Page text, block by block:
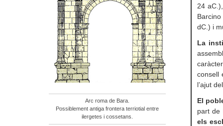
24
dC.) i
La
consell
l’ajut
El
part de
els
Arc roma de Bara.
Possiblement antiga frontera terriotial entre
ilergetes i cossetans.